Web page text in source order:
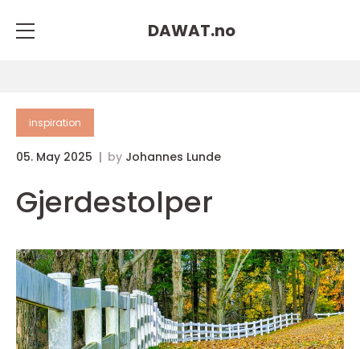
DAWAT.no
inspiration
05. May 2025 by Johannes Lunde
Gjerdestolper